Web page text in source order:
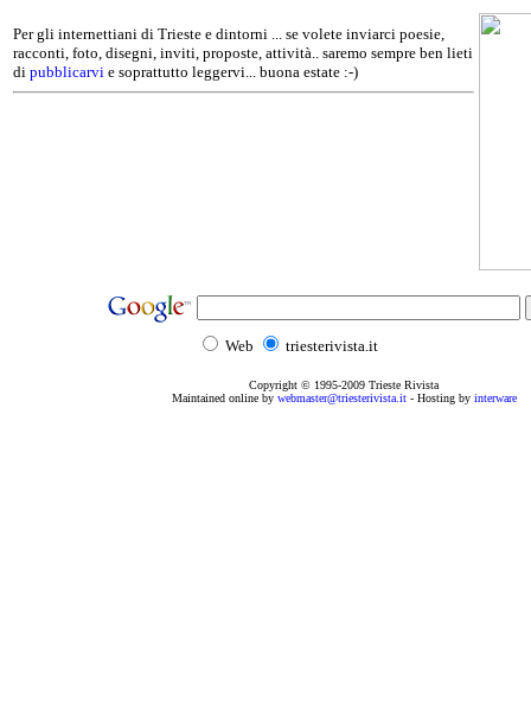
Per gli internettiani di Trieste e dintorni ... se volete inviarci poesie,
racconti, foto, disegni, inviti, proposte, attività.. saremo sempre ben lieti
di pubblicarvi e soprattutto leggervi... buona estate :-)
Web triesterivista.it
Copyright © 1995-2009 Trieste Rivista
Maintained online by webmaster@triesterivista.it- Hosting by interware